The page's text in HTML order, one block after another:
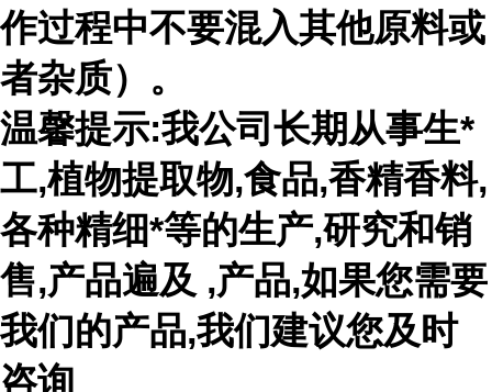
作过程中不要混入其他原料或
者杂质）。
温馨提示:我公司长期从事生*
工,植物提取物,食品,香精香料,
各种精细*等的生产,研究和销
售,产品遍及 ,产品,如果您需要
我们的产品,我们建议您及时
咨询